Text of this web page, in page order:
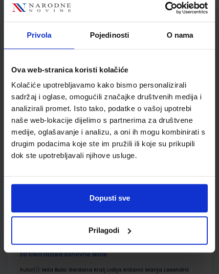
Privola Pojedinosti O nama
Ova web-stranica koristi kolačiće
Kolačiće upotrebljavamo kako bismo personalizirali
sadržaj i oglase, omogućili značajke društvenih medija i
analizirali promet. Isto tako, podatke o vašoj upotrebi
naše web-lokacije dijelimo s partnerima za društvene
medije, oglašavanje i analizu, a oni ih mogu kombinirati s
drugim podacima koje ste im pružili ili koje su prikupili
dok ste upotrebljavali njihove usluge.
Dopusti sve
Prilagodi
Autor(i):
Blagus Ljubić Klemše Flisar Odorčić Ružić Mihočka
Udžbenik Omot
E-SVIJET 3; radna bilježnica informatike u trećem razredu
osnovne škole
Autor(i):
Josipa Blagus Marijana Šundov Ana Budojević
Nakladnik:ŠKOLSKA KNJIGA d.d.
Registarski broj ministarstva:
7003-DOM
SKU:567185 CIJENA:11,50 €
Udžbenik Omot
PRIRODA, DRUŠTVO I JA 3; radni udžbenik iz prirode i društva
za treći razred osnovne škole
Autor(i): Mila Bulić Gordana Kralj Lidija Križanić Marija Lesandrić